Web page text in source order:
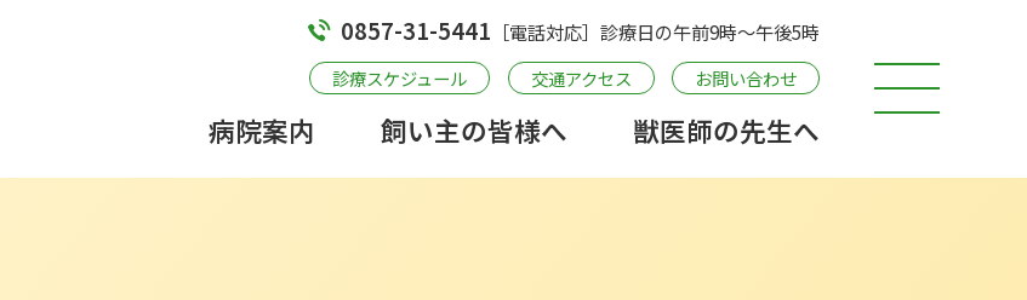
0857-31-5441 ［電話対応］診療日の午前9時〜午後5時
診療スケジュール 交通アクセス お問い合わせ
病院案内 飼い主の皆様へ 獣医師の先生へ
Contents